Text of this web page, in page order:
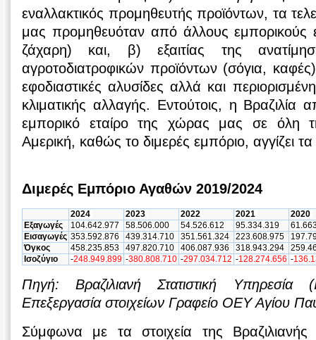
εναλλακτικός προμηθευτής προϊόντων, τα
μας προμηθευόταν από άλλους εμπορικούς
ζάχαρη) και, β) εξαιτίας της
αγροτοδιατροφικών προϊόντων (σόγια,
εφοδιαστικές αλυσίδες αλλά και
κλιματικής αλλαγής. Εντούτοις, η Βραζιλία
εμπορικό εταίρο της χώρας μας σε όλη
Αμερική, καθώς το διμερές εμπόριο, αγγίζει
Διμερές Εμπόριο Αγαθών 2019/2024
2024 2023 2022 2021
2020
Εξαγωγές
104.642.977 58.506.000 54.526.612 95.334.319
Εισαγωγές 353.592.876 439.314.710 351.561.324 223.608.975
Όγκος
458.235.853 497.820.710 406.087.936 318.943.294
Ισοζύγιο
-248.949.899 -380.808.710 -297.034.712 -128.274.656 -
Πηγή: Βραζιλιανή Στατιστική
Επεξεργασία στοιχείων Γραφείο ΟΕΥ Αγίου
Σύμφωνα με τα στοιχεία της Βραζιλιανής